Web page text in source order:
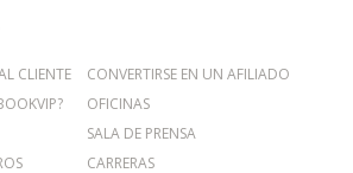
CLIENTE
CONVERTIRSE EN UN AFILIADO
OFICINAS
SALA DE PRENSA
CARRERAS